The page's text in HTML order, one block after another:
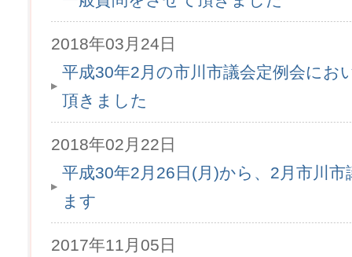
2018年03月24日
平成30年2月の市川市議会定例会にお
頂きました
2018年02月22日
平成30年2月26日(月)から、2月市川
ます
2017年11月05日